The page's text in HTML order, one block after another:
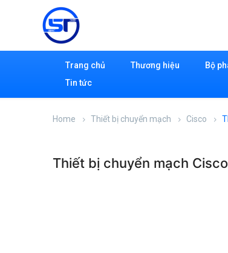
Trang chủ Thương hiệu Bộ
Tin tức
Home Thiết bị chuyển mạch Cisco
Thiết bị chuyển mạch